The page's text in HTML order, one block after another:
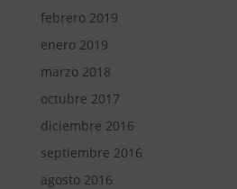
febrero 2019
enero 2019
marzo 2018
octubre 2017
diciembre 2016
septiembre 2016
agosto 2016